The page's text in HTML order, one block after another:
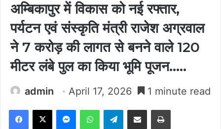
अम्बिकापुर में विकास को नई रफ्तार,
पर्यटन एवं संस्कृति मंत्री राजेश अग्रवाल
ने 7 करोड़ की लागत से बनने वाले 120
मीटर लंबे पुल का किया भूमि पूजन…..
admin April 17, 2026 1 minute read
Facebook
X MessengerWhatsAppTelegramShare via Email Print